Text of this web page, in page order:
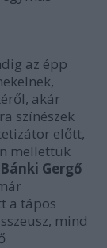
az épp
akár
színészek
előtt,
mellettük
Bánki Gergő
a tápos
mind